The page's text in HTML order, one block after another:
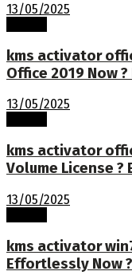
13/05/2025
kms activator
Office 2019 Now
13/05/2025
kms activator
Volume License ?
13/05/2025
kms activator
Effortlessly Now